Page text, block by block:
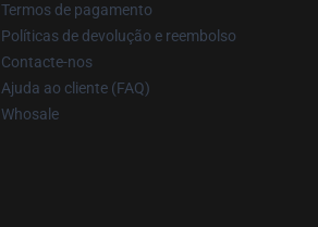
Termos de pagamento
Políticas de devolução e reembolso
Contacte-nos
Ajuda ao cliente (FAQ)
Whosale